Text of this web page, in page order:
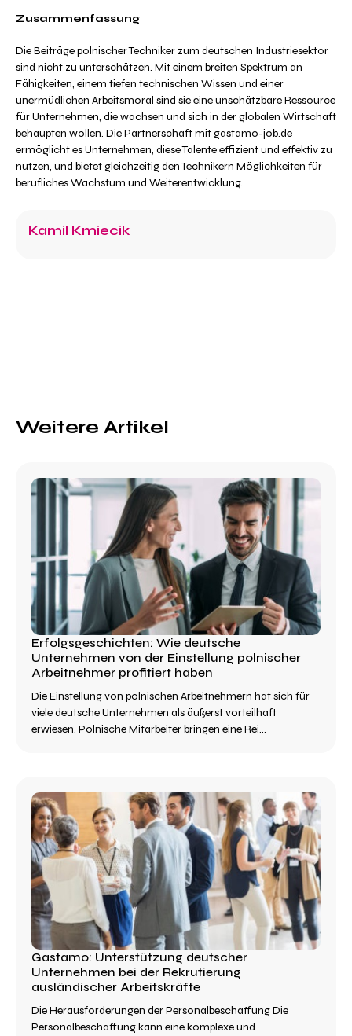
Zusammenfassung
Die Beiträge polnischer Techniker zum deutschen Industriesektor
sind nicht zu unterschätzen. Mit einem breiten Spektrum an
Fähigkeiten, einem tiefen technischen Wissen und einer
unermüdlichen Arbeitsmoral sind sie eine unschätzbare Ressource
für Unternehmen, die wachsen und sich in der globalen Wirtschaft
behaupten wollen. Die Partnerschaft mitgastamo-job.de
ermöglicht es Unternehmen, diese Talente effizient und effektiv zu
nutzen, und bietet gleichzeitig den Technikern Möglichkeiten für
berufliches Wachstum und Weiterentwicklung.
Kamil Kmiecik
Weitere Artikel
Erfolgsgeschichten: Wie deutsche
Unternehmen von der Einstellung polnischer
Arbeitnehmer profitiert haben
Die Einstellung von polnischen Arbeitnehmern hat sich für
viele deutsche Unternehmen als äußerst vorteilhaft
erwiesen. Polnische Mitarbeiter bringen eine Rei...
Gastamo: Unterstützung deutscher
Unternehmen bei der Rekrutierung
ausländischer Arbeitskräfte
Die Herausforderungen der Personalbeschaffung Die
Personalbeschaffung kann eine komplexe und